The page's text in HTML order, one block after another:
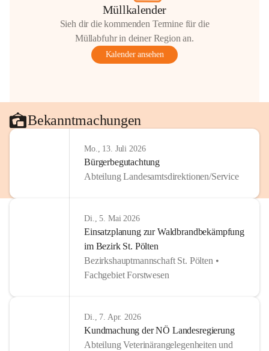
Müllkalender
Sieh dir die kommenden Termine für die
Müllabfuhr in deiner Region an.
Kalender ansehen
Bekanntmachungen
Mo., 13. Juli 2026
Bürgerbegutachtung
Abteilung Landesamtsdirektionen/Service
Di., 5. Mai 2026
Einsatzplanung zur Waldbrandbekämpfung
im Bezirk St. Pölten
Bezirkshauptmannschaft St. Pölten •
Fachgebiet Forstwesen
Di., 7. Apr. 2026
Kundmachung der NÖ Landesregierung
Abteilung Veterinärangelegenheiten und